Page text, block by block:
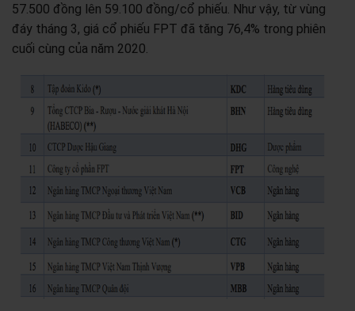
57.500 đồng lên 59.100 đồng/cổ phiếu. Như vậy, từ vùng
đáy tháng 3, giá cổ phiếu FPT đã tăng 76,4% trong phiên
cuối cùng của năm 2020.